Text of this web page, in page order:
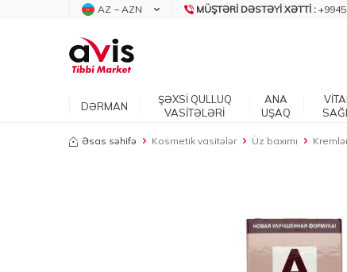
AZ − AZN MÜŞTƏRI DƏSTƏYI XƏTTI :
DƏRMAN
ŞƏXSİ QULLUQ
VASİTƏLƏRİ
ANA
UŞAQ
Əsas səhifə Kosmetik vasitələr Üz baxımı